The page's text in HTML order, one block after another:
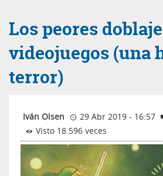
Los peores
videojuegos (una
terror)
Iván Olsen 29 Abr 2019 - 16:57
Visto 18.596 veces